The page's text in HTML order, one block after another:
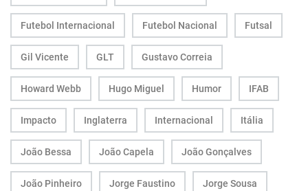
Futebol Internacional Futebol Nacional Futsal
Gil Vicente GLT Gustavo Correia
Howard Webb Hugo Miguel Humor IFAB
Impacto Inglaterra Internacional Itália
João Bessa João Capela João Gonçalves
João Pinheiro Jorge Faustino Jorge Sousa